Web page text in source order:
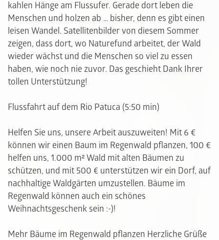
kahlen Hänge am Flussufer. Gerade dort leben die
Menschen und holzen ab … bisher, denn es gibt einen
leisen Wandel. Satellitenbilder von diesem Sommer
zeigen, dass dort, wo Naturefund arbeitet, der Wald
wieder wächst und die Menschen so viel zu essen
haben, wie noch nie zuvor. Das geschieht Dank Ihrer
tollen Unterstützung!
Flussfahrt auf dem Rio Patuca (5:50 min)
Helfen Sie uns, unsere Arbeit auszuweiten! Mit 6 €
können wir einen Baum im Regenwald pflanzen, 100 €
helfen uns, 1.000 m² Wald mit alten Bäumen zu
schützen, und mit 500 € unterstützen wir ein Dorf, auf
nachhaltige Waldgärten umzustellen. Bäume im
Regenwald können auch ein schönes
Weihnachtsgeschenk sein :-)!
Mehr Bäume im Regenwald pflanzen Herzliche Grüße